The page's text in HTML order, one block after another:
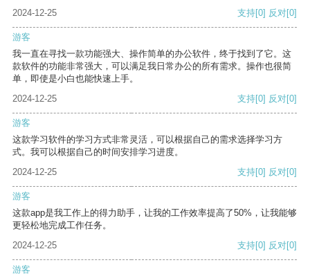
2024-12-25 支持[0] 反对[0]
游客
我一直在寻找一款功能强大、操作简单的办公软件，终于找到了它。这
款软件的功能非常强大，可以满足我日常办公的所有需求。操作也很简
单，即使是小白也能快速上手。
2024-12-25
支持[0] 反对[0]
游客
这款学习软件的学习方式非常灵活，可以根据自己的需求选择学习方
式。我可以根据自己的时间安排学习进度。
2024-12-25
支持[0] 反对[0]
游客
这款app是我工作上的得力助手，让我的工作效率提高了50%，让我能够
更轻松地完成工作任务。
2024-12-25
支持[0] 反对[0]
游客